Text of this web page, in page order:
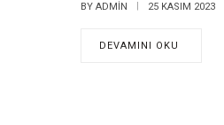
BY ADMIN 25 KASIM 2023
DEVAMINI OKU